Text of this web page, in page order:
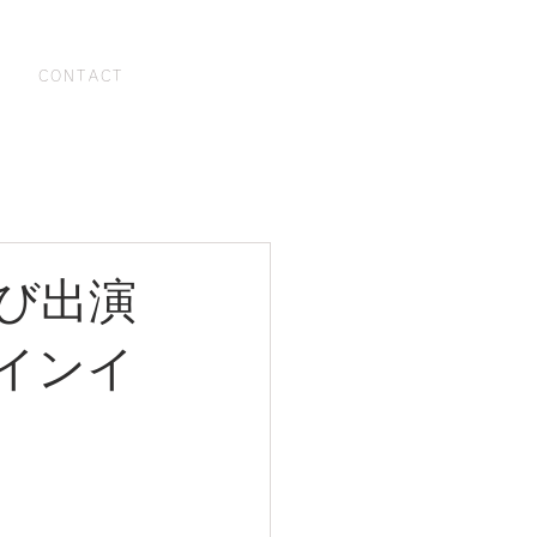
CONTACT
出演
ンイ